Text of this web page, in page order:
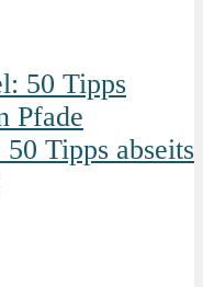
Tipps abseits